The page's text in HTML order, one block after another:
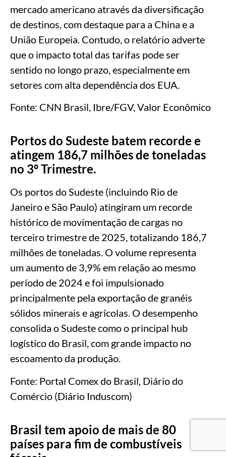
mercado americano através da diversificação
de destinos, com destaque para a China e a
União Europeia. Contudo, o relatório adverte
que o impacto total das tarifas pode ser
sentido no longo prazo, especialmente em
setores com alta dependência dos EUA.
Fonte: CNN Brasil, Ibre/FGV, Valor Econômico
Portos do Sudeste batem recorde e
atingem 186,7 milhões de toneladas
no 3º Trimestre.
Os portos do Sudeste (incluindo Rio de
Janeiro e São Paulo) atingiram um recorde
histórico de movimentação de cargas no
terceiro trimestre de 2025, totalizando 186,7
milhões de toneladas. O volume representa
um aumento de 3,9% em relação ao mesmo
período de 2024 e foi impulsionado
principalmente pela exportação de granéis
sólidos minerais e agrícolas. O desempenho
consolida o Sudeste como o principal hub
logístico do Brasil, com grande impacto no
escoamento da produção.
Fonte: Portal Comex do Brasil, Diário do
Comércio (Diário Induscom)
Brasil tem apoio de mais de 80
países para fim de combustíveis